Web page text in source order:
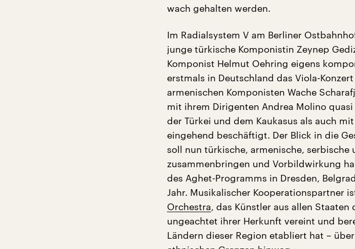
wach gehalten werden.
Im Radialsystem V am Berliner
junge türkische Komponistin Zeynep
Komponist Helmut Oehring eigens
erstmals in Deutschland das Viola-
armenischen Komponisten Wache
mit ihrem Dirigenten Andrea Molino
der Türkei und dem Kaukasus als auch
eingehend beschäftigt. Der Blick in die
soll nun türkische, armenische, serbische
zusammenbringen und Vorbildwirkung
des Aghet-Programms in Dresden,
Jahr. Musikalischer Kooperationspartner
Orchestra, das Künstler aus allen
ungeachtet ihrer Herkunft vereint und
Ländern dieser Region etabliert hat –